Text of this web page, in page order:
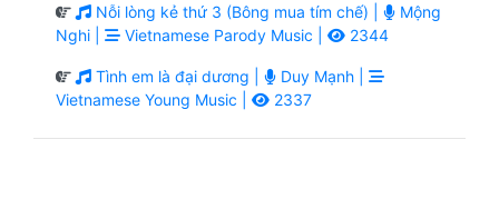
Nỗi lòng kẻ thứ 3 (Bông mua tím chế) |
Mộng
Nghi |
Vietnamese Parody Music | 2344
Tình em là đại dương |
Duy Mạnh |
Vietnamese Young Music |
2337